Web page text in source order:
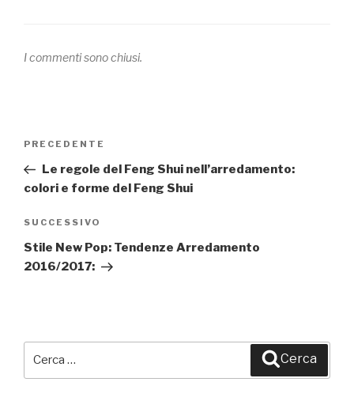
I commenti sono chiusi.
Navigazione
Articolo
precedente:
PRECEDENTE
Le regole del Feng Shui nell’arredamento:
colori e forme del Feng Shui
Articolo
successivo
SUCCESSIVO
Stile New Pop: Tendenze Arredamento
2016/2017:
Cerca